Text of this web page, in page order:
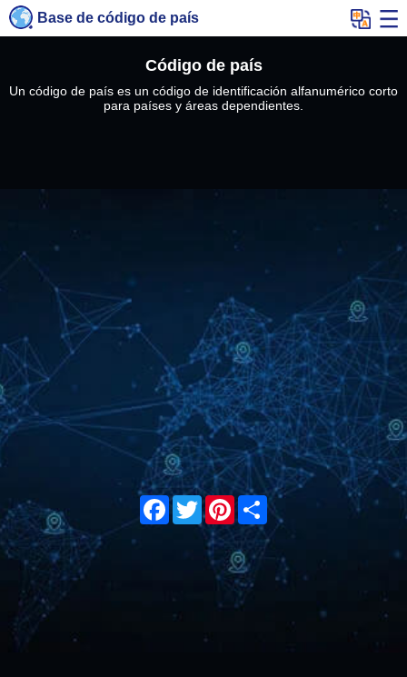
Base de código de país
Código de país
Un código de país es un código de identificación alfanumérico corto
para países y áreas dependientes.
Facebook
TwitterPinterest
Share